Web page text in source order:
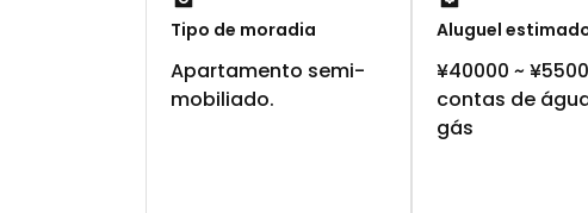
Tipo de moradia
Apartamento semi-
mobiliado.
Aluguel
¥40000 ~
contas de
gás